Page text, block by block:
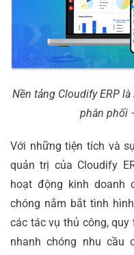
Nền tảng Cloudify ERP
phân phối
Với những tiện tích và
quản trị của Cloudify
hoạt động kinh doanh
chóng nắm bắt tình
các tác vụ thủ công,
nhanh chóng nhu cầu